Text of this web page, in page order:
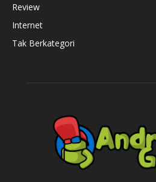
Review
Internet
Tak Berkategori